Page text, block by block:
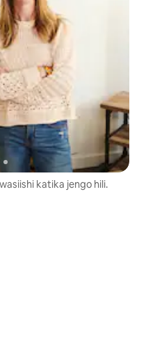
katika jengo hili.